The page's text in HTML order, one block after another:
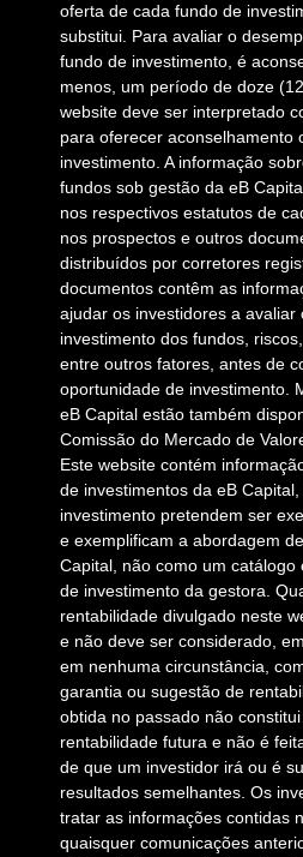
oferta de cada fundo de
substitui. Para avaliar o
fundo de investimento, é
menos, um período de doze
website deve ser interpretado
para oferecer aconselhamento
investimento. A informação
fundos sob gestão da eB
nos respectivos estatutos de
nos prospectos e outros
distribuídos por corretores
documentos contêm as
ajudar os investidores a avaliar
investimento dos fundos,
entre outros fatores, antes de
oportunidade de investimento.
eB Capital estão também
Comissão do Mercado de
Este website contém
de investimentos da eB
investimento pretendem ser
e exemplificam a abordagem
Capital, não como um catálogo
de investimento da gestora.
rentabilidade divulgado neste
e não deve ser considerado,
em nenhuma circunstância,
garantia ou sugestão de
obtida no passado não
rentabilidade futura e não é
de que um investidor irá ou é
resultados semelhantes. Os
tratar as informações contidas
quaisquer comunicações